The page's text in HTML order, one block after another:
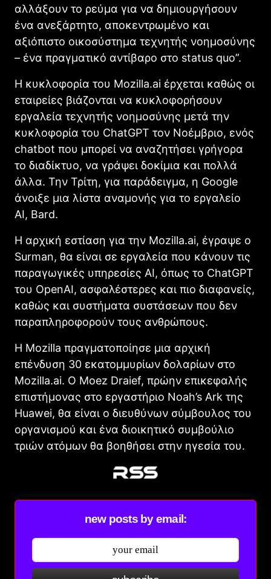
αλλάξουν το ρεύμα για να δημιουργήσουν
ένα ανεξάρτητο, αποκεντρωμένο και
αξιόπιστο οικοσύστημα τεχνητής νοημοσύνης
– ένα πραγματικό αντίβαρο στο status quo”.
Η κυκλοφορία του Mozilla.ai έρχεται καθώς οι
εταιρείες βιάζονται να κυκλοφορήσουν
εργαλεία τεχνητής νοημοσύνης μετά την
κυκλοφορία του ChatGPT τον Νοέμβριο, ενός
chatbot που μπορεί να αναζητήσει γρήγορα
το διαδίκτυο, να γράψει δοκίμια και πολλά
άλλα. Την Τρίτη, για παράδειγμα, η Google
άνοιξε μια λίστα αναμονής για το εργαλείο
AI, Bard.
Η αρχική εστίαση για την Mozilla.ai, έγραψε ο
Surman, θα είναι σε εργαλεία που κάνουν τις
παραγωγικές υπηρεσίες AI, όπως το ChatGPT
του OpenAI, ασφαλέστερες και πιο διαφανείς,
καθώς και συστήματα συστάσεων που δεν
παραπληροφορούν τους ανθρώπους.
Η Mozilla πραγματοποίησε μια αρχική
επένδυση 30 εκατομμυρίων δολαρίων στο
Mozilla.ai. Ο Moez Draief, πρώην επικεφαλής
επιστήμονας στο εργαστήριο Noah’s Ark της
Huawei, θα είναι ο διευθύνων σύμβουλος του
οργανισμού και ένα διοικητικό συμβούλιο
τριών ατόμων θα βοηθήσει στην ηγεσία του.
new posts by email: